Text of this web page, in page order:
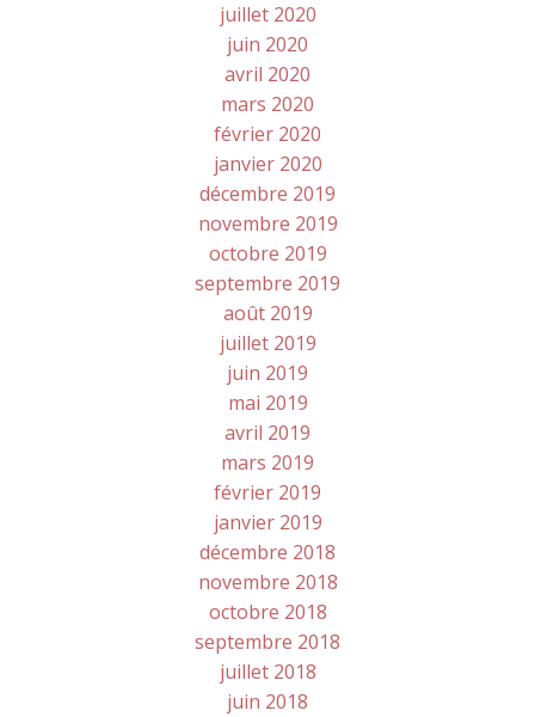
juillet 2020
juin 2020
avril 2020
mars 2020
février 2020
janvier 2020
décembre 2019
novembre 2019
octobre 2019
septembre 2019
août 2019
juillet 2019
juin 2019
mai 2019
avril 2019
mars 2019
février 2019
janvier 2019
décembre 2018
novembre 2018
octobre 2018
septembre 2018
juillet 2018
juin 2018